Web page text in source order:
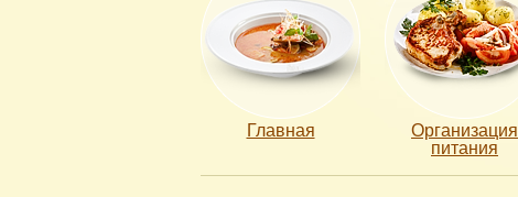
Главная
Организация
питания